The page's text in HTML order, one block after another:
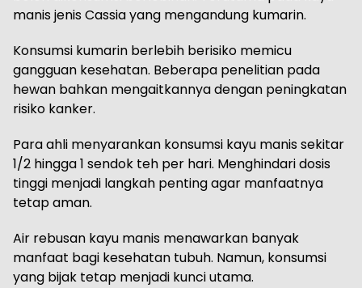
manis jenis Cassia yang mengandung kumarin.
Konsumsi kumarin berlebih berisiko memicu
gangguan kesehatan. Beberapa penelitian pada
hewan bahkan mengaitkannya dengan peningkatan
risiko kanker.
Para ahli menyarankan konsumsi kayu manis sekitar
1/2 hingga 1 sendok teh per hari. Menghindari dosis
tinggi menjadi langkah penting agar manfaatnya
tetap aman.
Air rebusan kayu manis menawarkan banyak
manfaat bagi kesehatan tubuh. Namun, konsumsi
yang bijak tetap menjadi kunci utama.